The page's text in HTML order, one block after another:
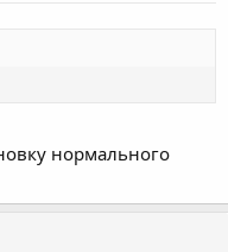
нормального